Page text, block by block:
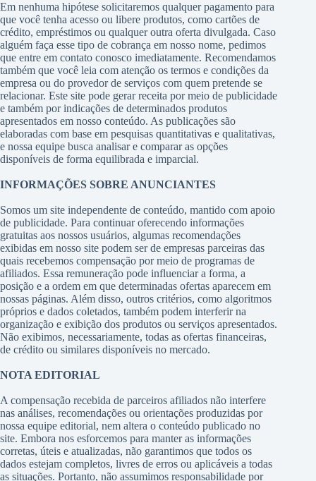
Em nenhuma hipótese solicitaremos qualquer pagamento para
que você tenha acesso ou libere produtos, como cartões de
crédito, empréstimos ou qualquer outra oferta divulgada. Caso
alguém faça esse tipo de cobrança em nosso nome, pedimos
que entre em contato conosco imediatamente. Recomendamos
também que você leia com atenção os termos e condições da
empresa ou do provedor de serviços com quem pretende se
relacionar. Este site pode gerar receita por meio de publicidade
e também por indicações de determinados produtos
apresentados em nosso conteúdo. As publicações são
elaboradas com base em pesquisas quantitativas e qualitativas,
e nossa equipe busca analisar e comparar as opções
disponíveis de forma equilibrada e imparcial.
INFORMAÇÕES SOBRE ANUNCIANTES
Somos um site independente de conteúdo, mantido com apoio
de publicidade. Para continuar oferecendo informações
gratuitas aos nossos usuários, algumas recomendações
exibidas em nosso site podem ser de empresas parceiras das
quais recebemos compensação por meio de programas de
afiliados. Essa remuneração pode influenciar a forma, a
posição e a ordem em que determinadas ofertas aparecem em
nossas páginas. Além disso, outros critérios, como algoritmos
próprios e dados coletados, também podem interferir na
organização e exibição dos produtos ou serviços apresentados.
Não exibimos, necessariamente, todas as ofertas financeiras,
de crédito ou similares disponíveis no mercado.
NOTA EDITORIAL
A compensação recebida de parceiros afiliados não interfere
nas análises, recomendações ou orientações produzidas por
nossa equipe editorial, nem altera o conteúdo publicado no
site. Embora nos esforcemos para manter as informações
corretas, úteis e atualizadas, não garantimos que todos os
dados estejam completos, livres de erros ou aplicáveis a todas
as situações. Portanto, não assumimos responsabilidade por